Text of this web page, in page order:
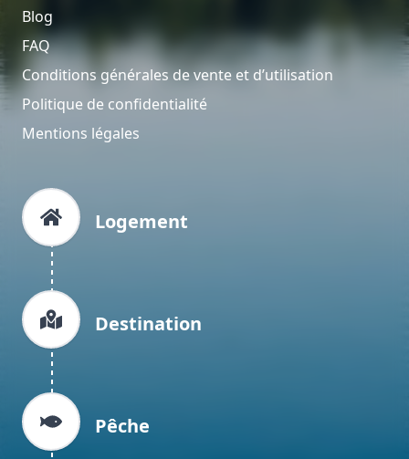
Blog
FAQ
Conditions générales de vente et d’utilisation
Politique de confidentialité
Mentions légales
Logement
Destination
Pêche